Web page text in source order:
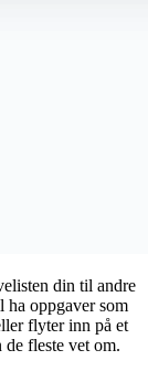
din til andre
ha oppgaver som
flyter inn på et
fleste vet om.